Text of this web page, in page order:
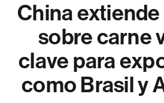
China
sobre carne
clave para
como Brasil y